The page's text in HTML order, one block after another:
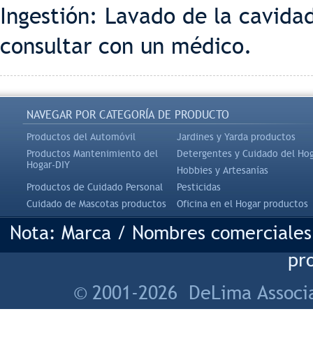
Ingestión: Lavado de la
consultar con un médico.
NAVEGAR POR CATEGORÍA DE PRODUCTO
Productos del Automóvil
Jardines y Yarda productos
Productos Mantenimiento del
Hogar-DIY
Detergentes y Cuidado del
Hobbies y Artesanías
Productos de Cuidado Personal
Pesticidas
Cuidado de Mascotas productos
Oficina en el Hogar productos
Nota: Marca / Nombres
© 2001-2026 DeLima